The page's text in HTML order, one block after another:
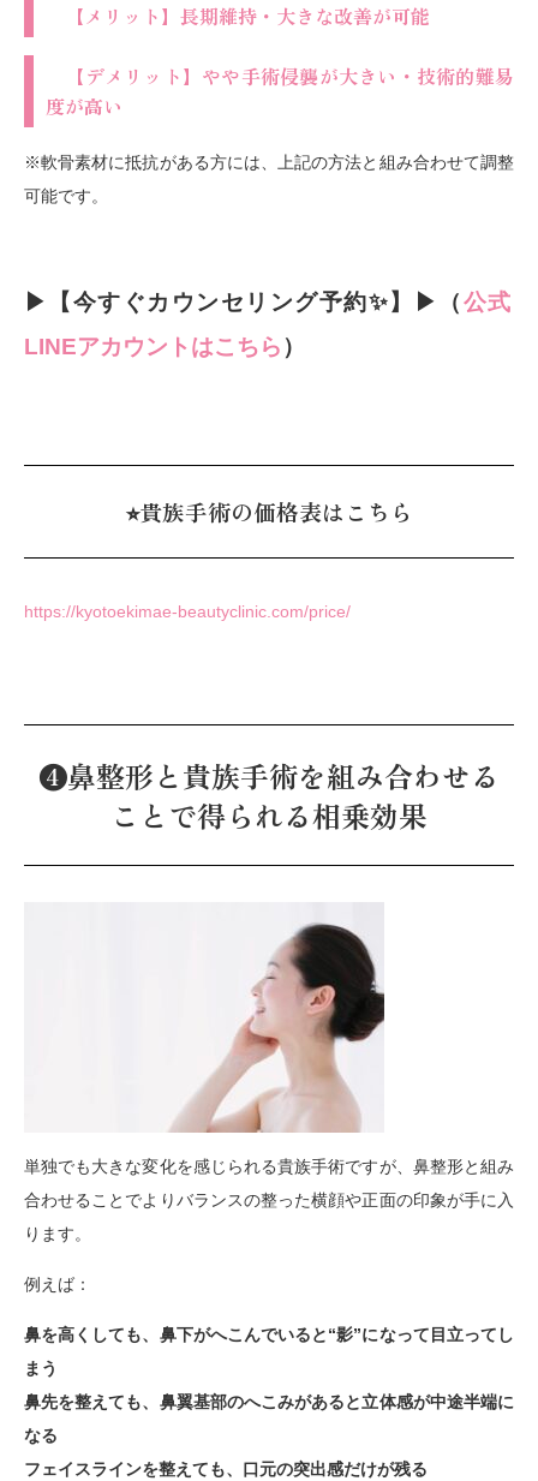
【メリット】長期維持・大きな改善が可能
【デメリット】やや手術侵襲が大きい・技術的難易
度が高い
※軟骨素材に抵抗がある方には、上記の方法と組み合わせて調整
可能です。
▶︎【今すぐカウンセリング予約✨】▶︎（公式
LINEアカウントはこちら ）
⭐︎貴族手術の価格表はこちら
https://kyotoekimae-beautyclinic.com/price/
❹鼻整形と貴族手術を組み合わせる
ことで得られる相乗効果
単独でも大きな変化を感じられる貴族手術ですが、鼻整形と組み
合わせることでよりバランスの整った横顔や正面の印象が手に入
ります。
例えば：
鼻を高くしても、鼻下がへこんでいると“影”になって目立ってし
まう
鼻先を整えても、鼻翼基部のへこみがあると立体感が中途半端に
なる
フェイスラインを整えても、口元の突出感だけが残る